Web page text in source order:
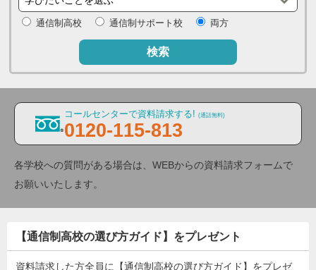
通信制高校 通信制サポート校 両方
検索
コールセンターで資料請求する! (通話無料)
0120-115-813
各学校への質問がある場合は、WEBからの資料請求フォームで
お願いいたします。
【通信制高校の選び方ガイド】をプレゼント
資料請求した方全員に【通信制高校の選び方ガイド】をプレゼ